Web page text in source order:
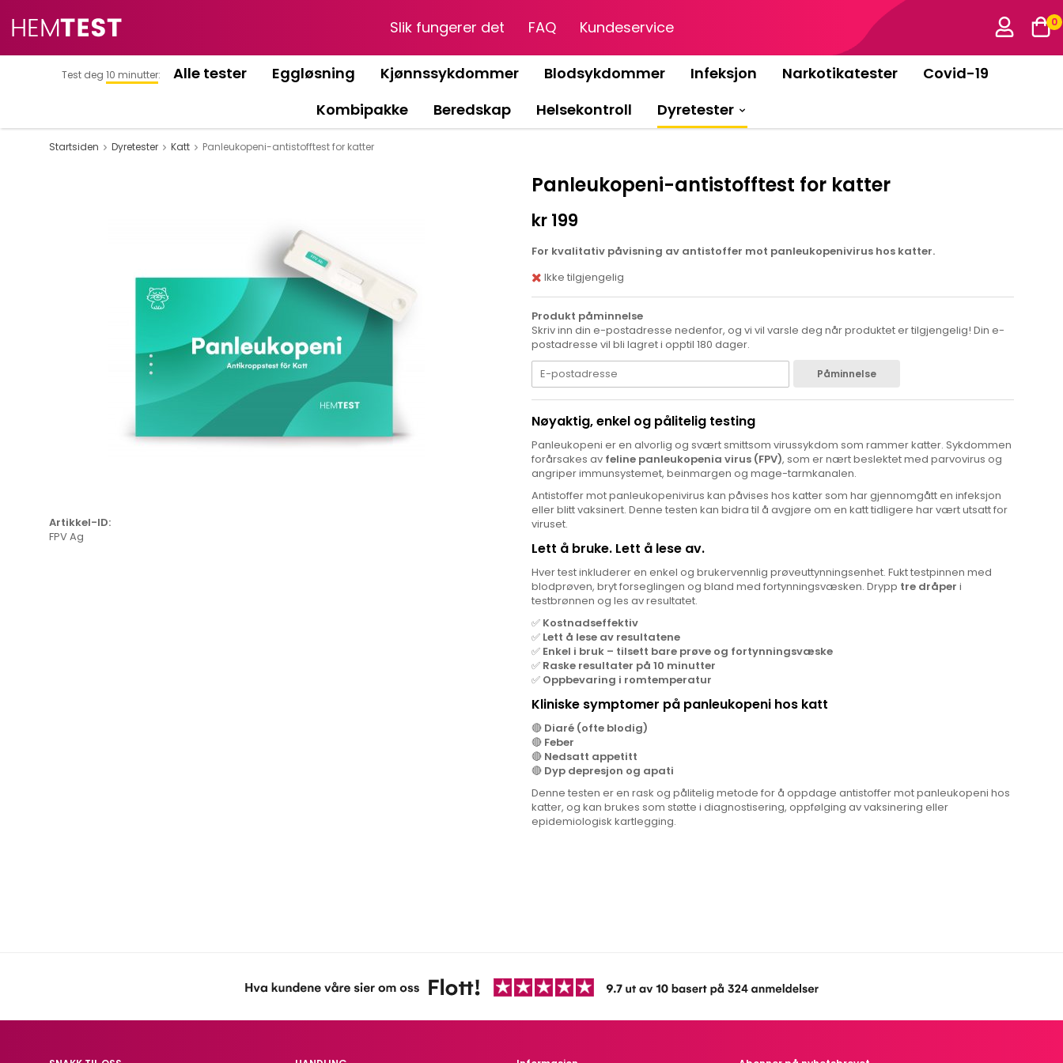
0
Slik fungerer det FAQ Kundeservice
Test deg 10 minutter: Alle tester Eggløsning Kjønnssykdommer Blodsykdommer Infeksjon Narkotikatester
Covid-19
Kombipakke
Beredskap Helsekontroll Dyretester
Startsiden Dyretester Katt Panleukopeni-antistofftest for katter
Panleukopeni-antistofftest for katter
kr 199
For kvalitativ påvisning av antistoffer mot panleukopenivirus hos katter.
Ikke tilgjengelig
Produkt påminnelse
Skriv inn din e-postadresse nedenfor, og vi vil varsle deg når produktet er tilgjengelig! Din e-
postadresse vil bli lagret i opptil 180 dager.
Påminnelse
Nøyaktig, enkel og pålitelig testing
Panleukopeni er en alvorlig og svært smittsom virussykdom som rammer katter. Sykdommen
forårsakes av feline panleukopenia virus (FPV), som er nært beslektet med parvovirus og
angriper immunsystemet, beinmargen og mage-tarmkanalen.
Antistoffer mot panleukopenivirus kan påvises hos katter som har gjennomgått en infeksjon
eller blitt vaksinert. Denne testen kan bidra til å avgjøre om en katt tidligere har vært utsatt for
viruset.
Lett å bruke. Lett å lese av.
Hver test inkluderer en enkel og brukervennlig prøveuttynningsenhet. Fukt testpinnen med
blodprøven, bryt forseglingen og bland med fortynningsvæsken. Drypp tre dråper i
testbrønnen og les av resultatet.
✅ Kostnadseffektiv
✅ Lett å lese av resultatene
✅ Enkel i bruk – tilsett bare prøve og fortynningsvæske
✅ Raske resultater på 10 minutter
✅ Oppbevaring i romtemperatur
Kliniske symptomer på panleukopeni hos katt
🔴 Diaré (ofte blodig)
🔴 Feber
🔴 Nedsatt appetitt
🔴 Dyp depresjon og apati
Denne testen er en rask og pålitelig metode for å oppdage antistoffer mot panleukopeni hos
katter, og kan brukes som støtte i diagnostisering, oppfølging av vaksinering eller
epidemiologisk kartlegging.
Artikkel-ID:
FPV Ag